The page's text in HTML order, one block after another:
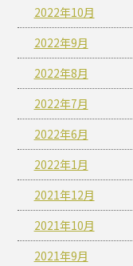
2022年10月
2022年9月
2022年8月
2022年7月
2022年6月
2022年1月
2021年12月
2021年10月
2021年9月